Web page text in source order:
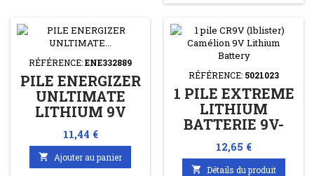
RÉFÉRENCE:ENE332889
PILE ENERGIZER
UNLTIMATE
LITHIUM 9V
Prix
11,44 €
 Ajouter au panier
RÉFÉRENCE: 5021023
1 PILE EXTREME
LITHIUM
BATTERIE 9V-
BLOC ANSMANN
Prix
12,65 €
 Détails du produit